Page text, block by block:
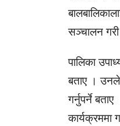
सञ्चालन गरी
पालिका
बताए । उनले
गर्नुपर्ने बताए
कार्यक्रममा